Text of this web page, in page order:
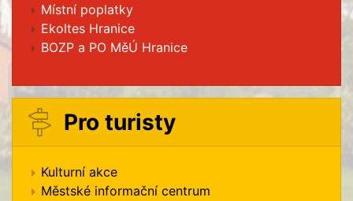
Místní poplatky
Ekoltes Hranice
BOZP a PO MěÚ Hranice
Pro turisty
Kulturní akce
Městské informační centrum